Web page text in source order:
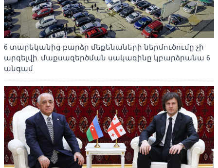
6 տարեկանից բարձր մեքենաների ներմուծումը չի
արգելվի. մաքսազերծման սակագինը կբարձրանա 6
անգամ